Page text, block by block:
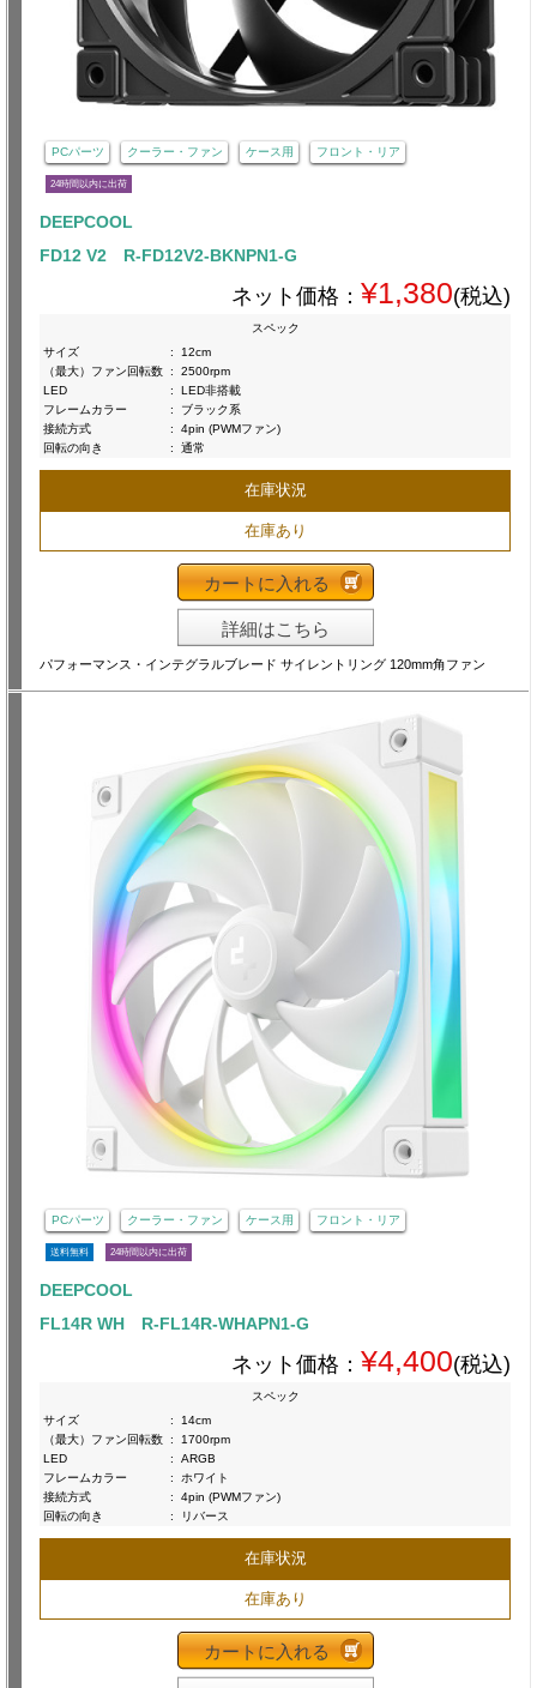
PCパーツ クーラー・ファン ケース用 フロント・リア
24時間以内に出荷
DEEPCOOL
FD12 V2 R-FD12V2-BKNPN1-G
ネット価格： ¥1,380(税込)
スペック
サイズ
:
12cm
（最大）ファン回転数 :
2500rpm
LED
:
LED非搭載
フレームカラー
:
ブラック系
接続方式
:
4pin (PWMファン)
回転の向き
: 通常
在庫状況
在庫あり
カートに入れる
詳細はこちら
パフォーマンス・インテグラルブレード サイレントリング 120mm角ファン
PCパーツ クーラー・ファン ケース用 フロント・リア
送料無料 24時間以内に出荷
DEEPCOOL
FL14R WH R-FL14R-WHAPN1-G
ネット価格： ¥4,400(税込)
スペック
サイズ
:
14cm
（最大）ファン回転数 :
1700rpm
LED
:
ARGB
フレームカラー
:
ホワイト
接続方式
:
4pin (PWMファン)
回転の向き
: リバース
在庫状況
在庫あり
カートに入れる